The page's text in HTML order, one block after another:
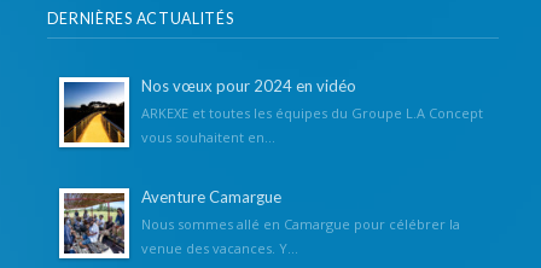
DERNIÈRES ACTUALITÉS
Nos vœux pour 2024 en vidéo
ARKEXE et toutes les équipes du Groupe L.A Concept
vous souhaitent en...
Aventure Camargue
Nous sommes allé en Camargue pour célébrer la
venue des vacances. Y...